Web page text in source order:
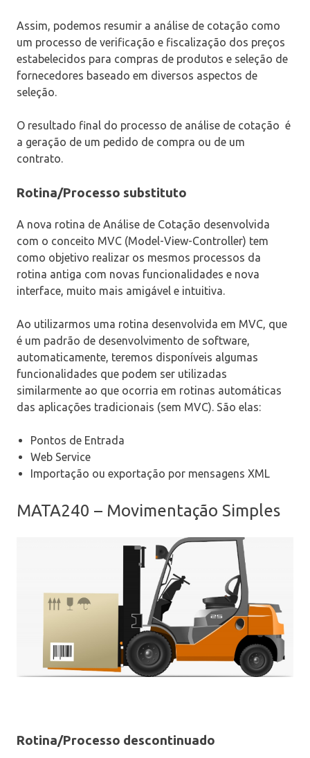
Assim, podemos resumir a análise de cotação como
um processo de verificação e fiscalização dos preços
estabelecidos para compras de produtos e seleção de
fornecedores baseado em diversos aspectos de
seleção.
O resultado final do processo de análise de cotação é
a geração de um pedido de compra ou de um
contrato.
Rotina/Processo substituto
A nova rotina de Análise de Cotação desenvolvida
com o conceito MVC (Model-View-Controller) tem
como objetivo realizar os mesmos processos da
rotina antiga com novas funcionalidades e nova
interface, muito mais amigável e intuitiva.
Ao utilizarmos uma rotina desenvolvida em MVC, que
é um padrão de desenvolvimento de software,
automaticamente, teremos disponíveis algumas
funcionalidades que podem ser utilizadas
similarmente ao que ocorria em rotinas automáticas
das aplicações tradicionais (sem MVC). São elas:
Pontos de Entrada
Web Service
Importação ou exportação por mensagens XML
MATA240 – Movimentação Simples
Rotina/Processo descontinuado